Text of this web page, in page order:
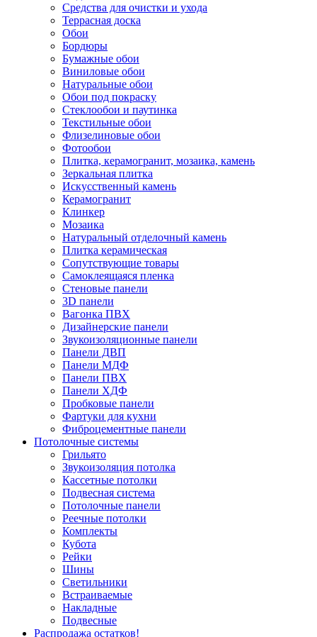
Средства для очистки и ухода
Террасная доска
Обои
Бордюры
Бумажные обои
Виниловые обои
Натуральные обои
Обои под покраску
Стеклообои и паутинка
Текстильные обои
Флизелиновые обои
Фотообои
Плитка, керамогранит, мозаика, камень
Зеркальная плитка
Искусственный камень
Керамогранит
Клинкер
Мозаика
Натуральный отделочный камень
Плитка керамическая
Сопутствующие товары
Самоклеящаяся пленка
Стеновые панели
3D панели
Вагонка ПВХ
Дизайнерские панели
Звукоизоляционные панели
Панели ДВП
Панели МДФ
Панели ПВХ
Панели ХДФ
Пробковые панели
Фартуки для кухни
Фиброцементные панели
Потолочные системы
Грильято
Звукоизоляция потолка
Кассетные потолки
Подвесная система
Потолочные панели
Реечные потолки
Комплекты
Кубота
Рейки
Шины
Светильники
Встраиваемые
Накладные
Подвесные
Распродажа остатков!